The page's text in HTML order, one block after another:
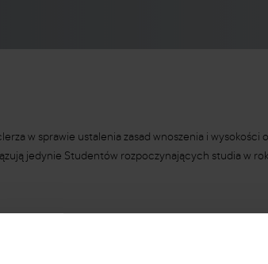
w sprawie ustalenia zasad wnoszenia i
jedynie Studentów rozpoczynających studia w